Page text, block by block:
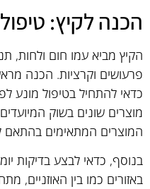
הכנה לקיץ:
הקיץ מביא עמו חום ולחות,
פרעושים וקרציות. הכנה
כדאי להתחיל בטיפול מונע
מוצרים שונים בשוק
המוצרים המתאימים בהתאם
בנוסף, כדאי לבצע בדיקות
באזורים כמו בין האוזניים,